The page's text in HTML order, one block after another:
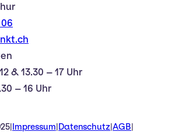
06
& 13.30 – 17 Uhr
– 16 Uhr
|Impressum|Datenschutz|AGB|